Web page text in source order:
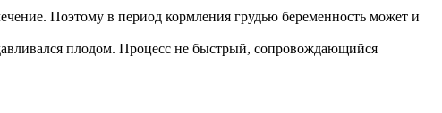
Поэтому в период кормления грудью беременность может и
плодом. Процесс не быстрый, сопровождающийся